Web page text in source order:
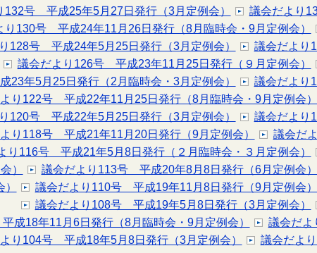
132号 平成25年5月27日発行（3月定例会）
議会だより
り130号 平成24年11月26日発行（8月臨時会・9月定例会）
128号 平成24年5月25日発行（3月定例会）
議会だより
議会だより126号 平成23年11月25日発行（９月定例会）
年5月25日発行（2月臨時会・3月定例会）
議会だより
り122号 平成22年11月25日発行（8月臨時会・9月定例会）
120号 平成22年5月25日発行（3月定例会）
議会だより
り118号 平成21年11月20日発行（9月定例会）
議会だ
り116号 平成21年5月8日発行（２月臨時会・３月定例会）
）
議会だより113号 平成20年8月8日発行（6月定例会）
議会だより110号 平成19年11月8日発行（9月定例会）
議会だより108号 平成19年5月8日発行（3月定例会）
成18年11月6日発行（8月臨時会・9月定例会）
議会だよ
り104号 平成18年5月8日発行（3月定例会）
議会だよ